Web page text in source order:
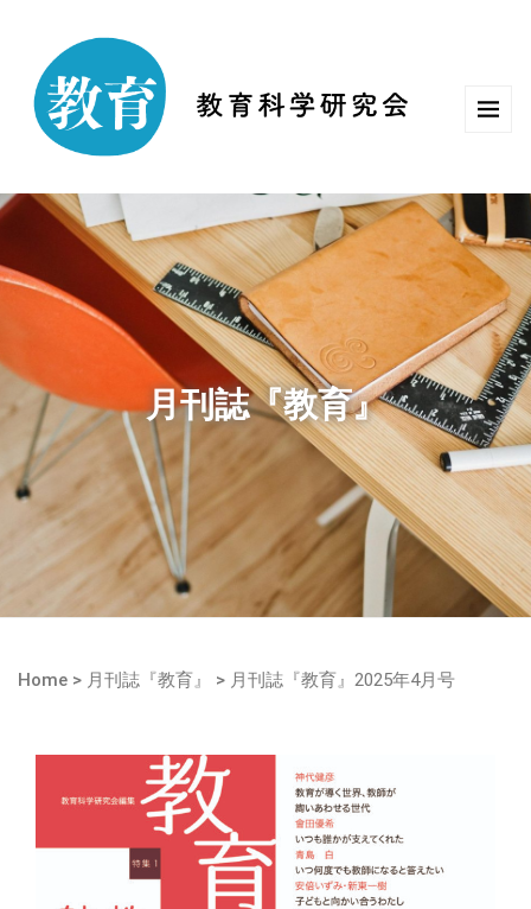
月刊誌『教育』
Home > 月刊誌『教育』 > 月刊誌『教育』2025年4月号